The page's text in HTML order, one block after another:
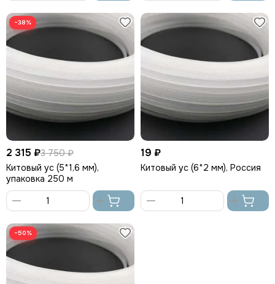
корзину
корзину
−38%
2 315 ₽3 750 ₽
Китовый ус (5*1,6 мм),
упаковка 250 м
корзину
19 ₽
Китовый ус (6*2 мм), Россия
−50%